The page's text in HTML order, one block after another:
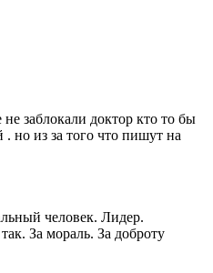
заблокали доктор кто то бы
. но из за того что пишут на
человек. Лидер.
За мораль. За доброту